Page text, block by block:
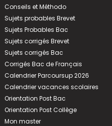
Conseils et Méthodo
Sujets probables Brevet
Sujets Probables Bac
Sujets corrigés Brevet
Sujets corrigés Bac
Corrigés Bac de Français
Calendrier Parcoursup 2026
Calendrier vacances scolaires
Orientation Post Bac
Orientation Post Collège
Mon master